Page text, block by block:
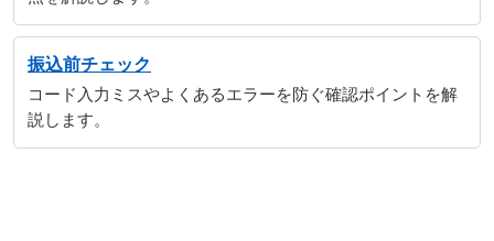
振込前チェック
コード入力ミスやよくあるエラーを防ぐ確認ポイントを解
説します。